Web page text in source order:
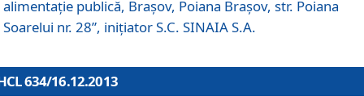
alimentaţie publică, Braşov, Poiana Braşov, str. Poiana
Soarelui nr. 28”, iniţiator S.C. SINAIA S.A.
634/16.12.2013